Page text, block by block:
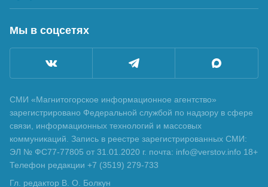
Мы в соцсетях
СМИ «Магнитогорское информационное агентство»
зарегистрировано Федеральной службой по надзору в сфере
связи, информационных технологий и массовых
коммуникаций. Запись в реестре зарегистрированных СМИ:
ЭЛ № ФС77-77805 от 31.01.2020 г. почта: info@verstov.info 18+
Телефон редакции +7 (3519) 279-733
Гл. редактор В. О. Болкун